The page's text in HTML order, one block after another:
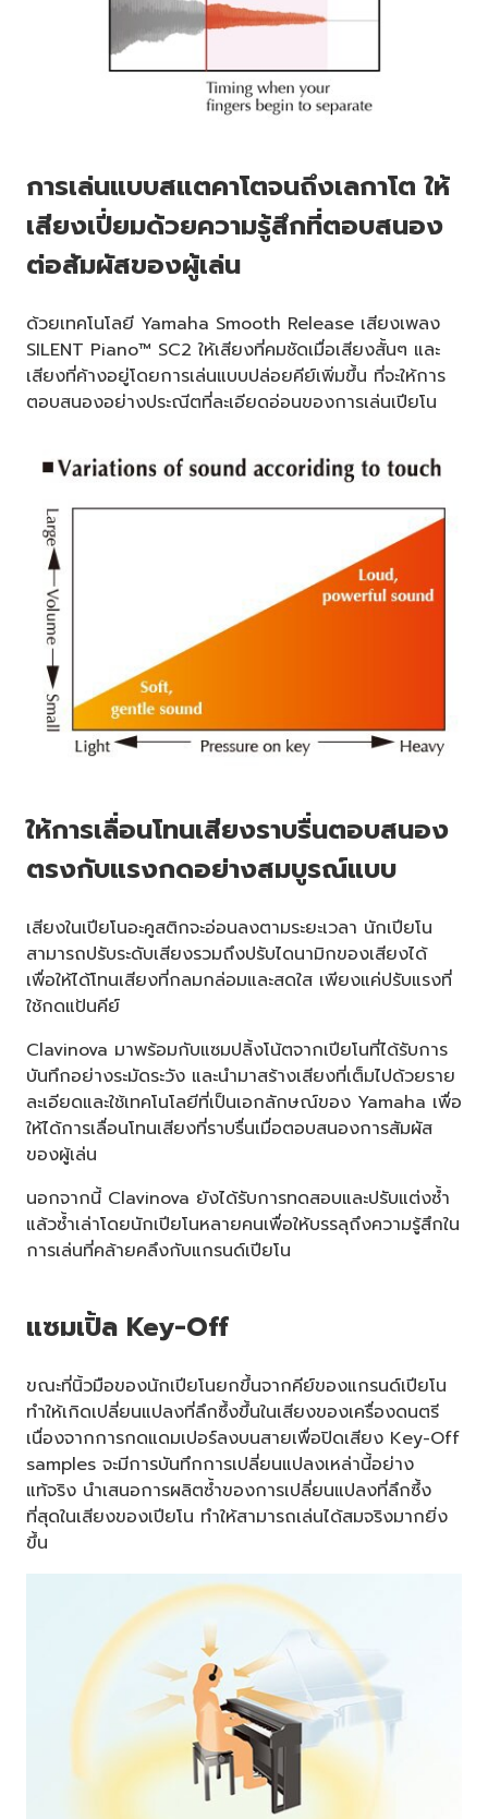
การเล่นแบบสแตคาโตจนถึงเลกาโต ให้
เสียงเปี่ยมด้วยความรู้สึกที่ตอบสนอง
ต่อสัมผัสของผู้เล่น
ด้วยเทคโนโลยี Yamaha Smooth Release เสียงเพลง
SILENT Piano™ SC2 ให้เสียงที่คมชัดเมื่อเสียงสั้นๆ และ
เสียงที่ค้างอยู่โดยการเล่นแบบปล่อยคีย์เพิ่มขึ้น ที่จะให้การ
ตอบสนองอย่างประณีตที่ละเอียดอ่อนของการเล่นเปียโน
ให้การเลื่อนโทนเสียงราบรื่นตอบสนอง
ตรงกับแรงกดอย่างสมบูรณ์แบบ
เสียงในเปียโนอะคูสติกจะอ่อนลงตามระยะเวลา นักเปียโน
สามารถปรับระดับเสียงรวมถึงปรับไดนามิกของเสียงได้
เพื่อให้ได้โทนเสียงที่กลมกล่อมและสดใส เพียงแค่ปรับแรงที่
ใช้กดแป้นคีย์
Clavinova มาพร้อมกับแซมปลิ้งโน้ตจากเปียโนที่ได้รับการ
บันทึกอย่างระมัดระวัง และนำมาสร้างเสียงที่เต็มไปด้วยราย
ละเอียดและใช้เทคโนโลยีที่เป็นเอกลักษณ์ของ Yamaha เพื่อ
ให้ได้การเลื่อนโทนเสียงที่ราบรื่นเมื่อตอบสนองการสัมผัส
ของผู้เล่น
นอกจากนี้ Clavinova ยังได้รับการทดสอบและปรับแต่งซ้ำ
แล้วซ้ำเล่าโดยนักเปียโนหลายคนเพื่อให้บรรลุถึงความรู้สึกใน
การเล่นที่คล้ายคลึงกับแกรนด์เปียโน
แซมเปิ้ล Key-Off
ขณะที่นิ้วมือของนักเปียโนยกขึ้นจากคีย์ของแกรนด์เปียโน
ทำให้เกิดเปลี่ยนแปลงที่ลึกซึ้งขึ้นในเสียงของเครื่องดนตรี
เนื่องจากการกดแดมเปอร์ลงบนสายเพื่อปิดเสียง Key-Off
samples จะมีการบันทึกการเปลี่ยนแปลงเหล่านี้อย่าง
แท้จริง นำเสนอการผลิตซ้ำของการเปลี่ยนแปลงที่ลึกซึ้ง
ที่สุดในเสียงของเปียโน ทำให้สามารถเล่นได้สมจริงมากยิ่ง
ขึ้น